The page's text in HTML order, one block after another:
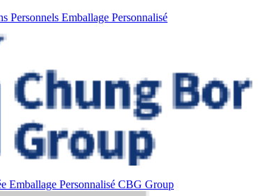
Personnels Emballage Personnalisé
Emballage Personnalisé CBG Group